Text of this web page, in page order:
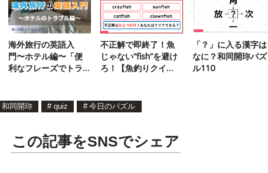
海外旅行の英語入
門〜ホテル編〜「便
利なフレーズでトラ
不正解で即終了！魚
じゃない“fish”を避け
ろ！【魚釣りクイ
「？」に入る漢字は
なに？和同開珎パズ
ル110
和同開珎 # quiz # 今日のパズル
この記事をSNSでシェア